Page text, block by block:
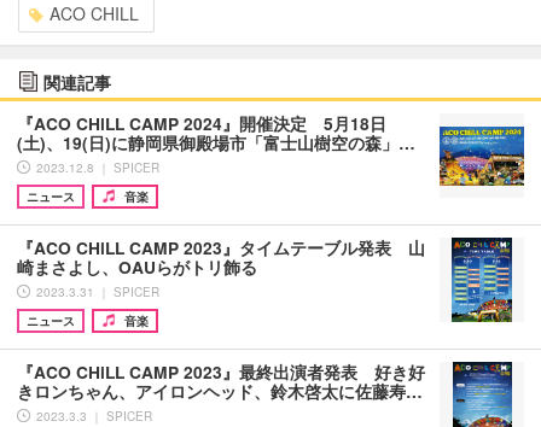
ACO CHILL
関連記事
『ACO CHiLL CAMP 2024』開催決定 5月18日
(土)、19(日)に静岡県御殿場市「富士山樹空の森」…
2023.12.8 ｜ SPICER
ニュース
音楽
『ACO CHiLL CAMP 2023』タイムテーブル発表 山
崎まさよし、OAUらがトリ飾る
2023.3.31 ｜ SPICER
ニュース
音楽
『ACO CHiLL CAMP 2023』最終出演者発表 好き好
きロンちゃん、アイロンヘッド、鈴木啓太に佐藤寿…
2023.3.3 ｜ SPICER